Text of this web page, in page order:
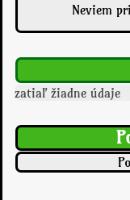
Neviem
zatiaľ žiadne údaje